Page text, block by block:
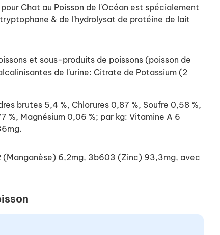
Chat au Poisson de l'Océan est spécialement
& de l'hydrolysat de protéine de lait
et sous-produits de poissons (poisson de
de l'urine: Citrate de Potassium (2
brutes 5,4 %, Chlorures 0,87 %, Soufre 0,58 %,
%, Magnésium 0,06 %; par kg: Vitamine A 6
(Manganèse) 6,2mg, 3b603 (Zinc) 93,3mg, avec